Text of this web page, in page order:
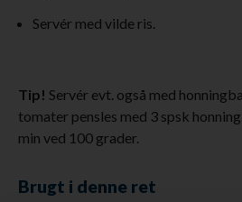
Servér med vilde ris.
Tip! Servér evt. også med
tomater pensles med 3 spsk
min ved 100 grader.
Brugt i denne ret